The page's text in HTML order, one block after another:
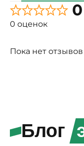
0
0 оценок
Пока нет отзывов
Блог